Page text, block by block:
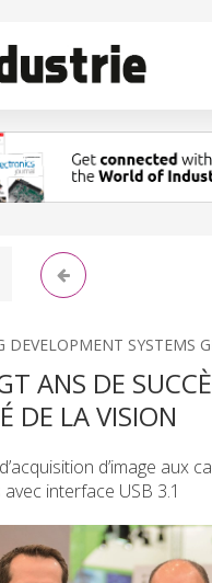
DEVELOPMENT SYSTEMS
ANS DE
DE LA VISION
d’image aux
interface USB 3.1